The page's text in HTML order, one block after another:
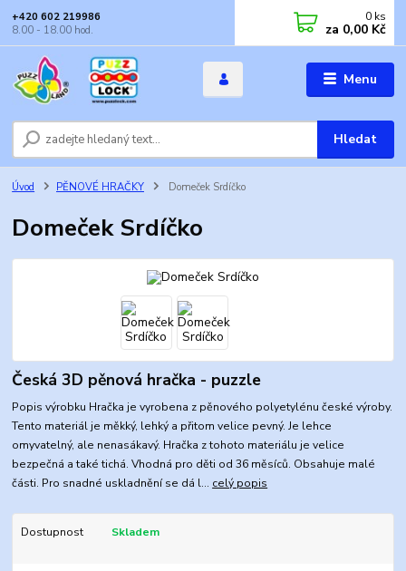
Menu
Hledat
+420 602 219986
8.00 - 18.00 hod.
0 ks
za 0,00 Kč
Úvod PĚNOVÉ HRAČKY Domeček Srdíčko
Domeček Srdíčko
Česká 3D pěnová hračka - puzzle
Popis výrobku Hračka je vyrobena z pěnového polyetylénu české výroby.
Tento materiál je měkký, lehký a přitom velice pevný. Je lehce
omyvatelný, ale nenasákavý. Hračka z tohoto materiálu je velice
bezpečná a také tichá. Vhodná pro děti od 36 měsíců. Obsahuje malé
části. Pro snadné uskladnění se dá l... celý popis
Dostupnost Skladem